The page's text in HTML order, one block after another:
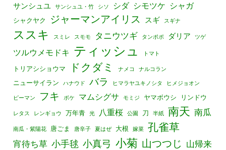
サンシュユ
サンシュユ・竹 シソ シダ シモツケ シャガ
シャクヤク ジャーマンアイリス スギ スギナ
ススキ スミレ スモモ タニウツギ タンポポ ダリア ツゲ
ツルウメモドキ ティッシュ トマト
トリアシショウマ ドクダミ ナメコ ナルコラン
ニューサイラン ハナウド バラ ヒマラヤユキノシタ ヒメジョオン
ピーマン フキ ボケ マムシグサ モミジ ヤマボウシ リンドウ
レタス レンギョウ 万年青 光 八重桜 公園 刀 半紙 南天 南瓜
南瓜・紫陽花 唐ごま 唐辛子 夏はぜ 大根 嫁菜 孔雀草
宵待ち草 小手毬 小真弓 小菊 山つつじ 山帰来